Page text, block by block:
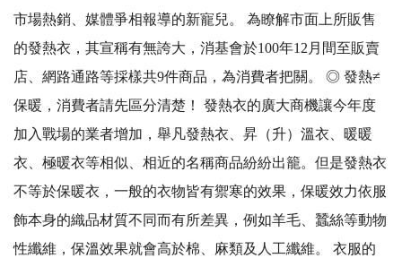
市場熱銷、媒體爭相報導的新寵兒。 為瞭解市面上所販售
的發熱衣，其宣稱有無誇大，消基會於100年12月間至販賣
店、網路通路等採樣共9件商品，為消費者把關。 ◎ 發熱≠
保暖，消費者請先區分清楚！ 發熱衣的廣大商機讓今年度
加入戰場的業者增加，舉凡發熱衣、昇（升）溫衣、暖暖
衣、極暖衣等相似、相近的名稱商品紛紛出籠。但是發熱衣
不等於保暖衣，一般的衣物皆有禦寒的效果，保暖效力依服
飾本身的織品材質不同而有所差異，例如羊毛、蠶絲等動物
性纖維，保溫效果就會高於棉、麻類及人工纖維。 衣服的